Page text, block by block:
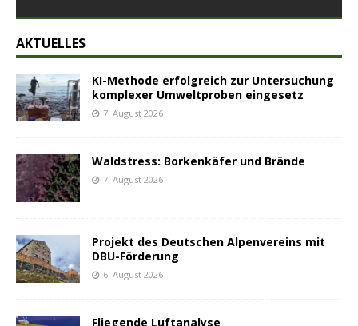
AKTUELLES
KI-Methode erfolgreich zur Untersuchung
komplexer Umweltproben eingesetz
7. August 2026
Waldstress: Borkenkäfer und Brände
7. August 2026
Projekt des Deutschen Alpenvereins mit
DBU-Förderung
6. August 2026
Fliegende Luftanalyse